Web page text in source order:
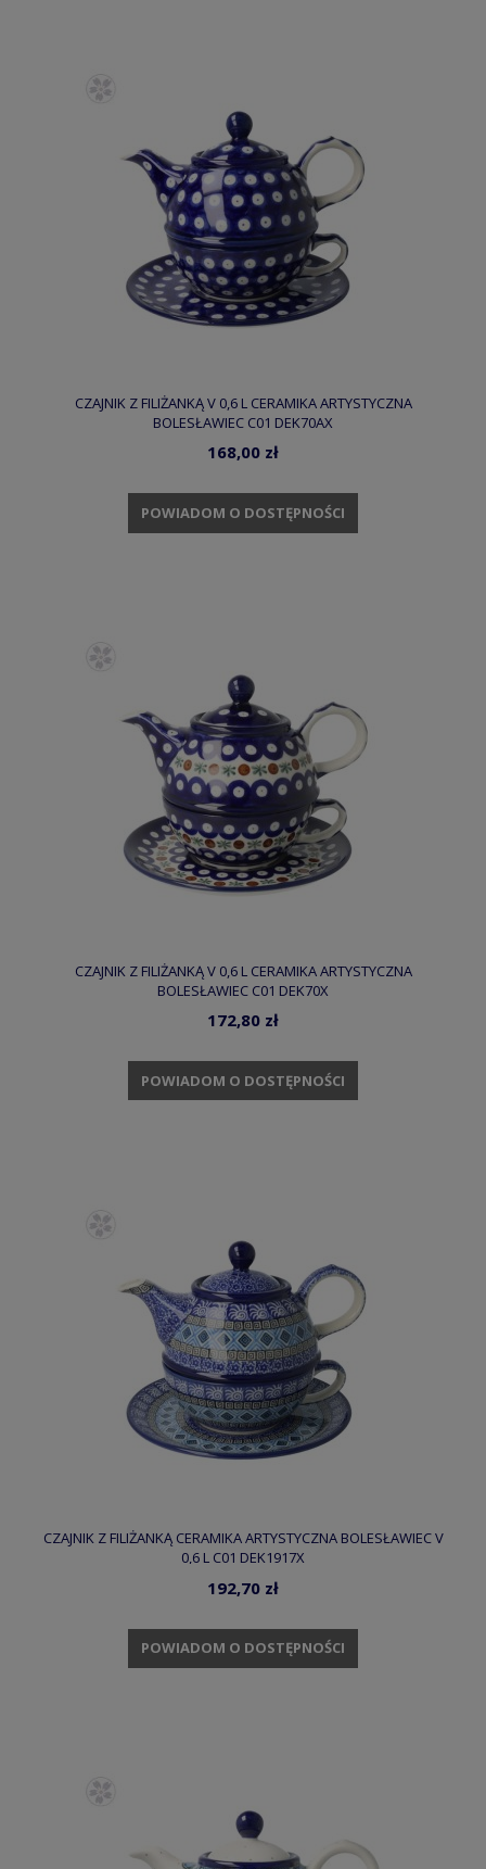
CZAJNIK Z FILIŻANKĄ V 0,6 L CERAMIKA ARTYSTYCZNA
BOLESŁAWIEC C01 DEK70AX
168,00 zł
POWIADOM O DOSTĘPNOŚCI
CZAJNIK Z FILIŻANKĄ V 0,6 L CERAMIKA ARTYSTYCZNA
BOLESŁAWIEC C01 DEK70X
172,80 zł
POWIADOM O DOSTĘPNOŚCI
CZAJNIK Z FILIŻANKĄ CERAMIKA ARTYSTYCZNA BOLESŁAWIEC V
0,6 L C01 DEK1917X
192,70 zł
POWIADOM O DOSTĘPNOŚCI